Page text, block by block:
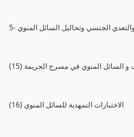
والتعدي الجنسي وتحاليل السائل المنوي
و السائل المنوي في مسرح الجريمة
(16) الاختبارات التمهدية للسائل المنوي